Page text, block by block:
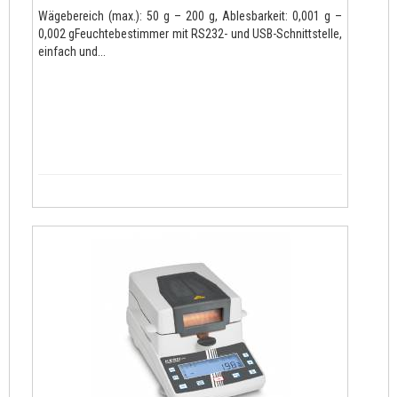
Wägebereich (max.): 50 g – 200 g, Ablesbarkeit: 0,001 g –
0,002 gFeuchtebestimmer mit RS232- und USB-Schnittstelle,
einfach und...